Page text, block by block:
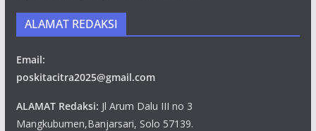
ALAMAT REDAKSI
Email:
poskitacitra2025@gmail.com
ALAMAT Redaksi: Jl Arum Dalu III no 3
Mangkubumen,Banjarsari, Solo 57139.